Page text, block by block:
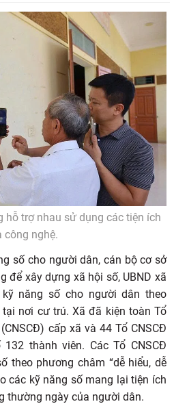
hỗ trợ nhau sử dụng các tiện ích
công nghệ.
số cho người dân, cán bộ cơ sở
để xây dựng xã hội số, UBND xã
năng số cho người dân theo
tại nơi cư trú. Xã đã kiện toàn Tổ
cấp xã và 44 Tổ CNSCĐ
thành viên. Các Tổ CNSCĐ
theo phương châm “dễ hiểu, dễ
các kỹ năng số mang lại tiện ích
thường ngày của người dân.